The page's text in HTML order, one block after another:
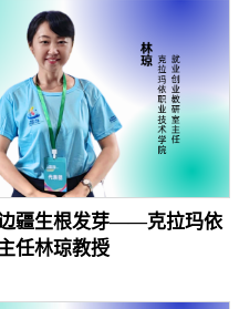
边疆生根发芽——克拉玛依
任林琼教授